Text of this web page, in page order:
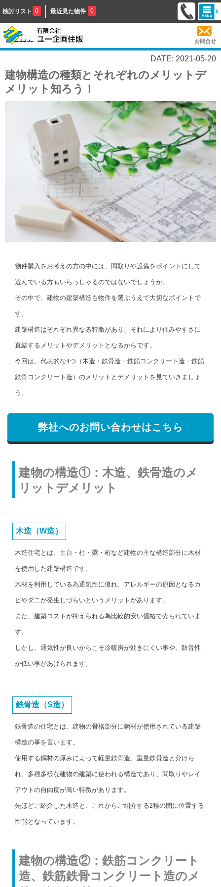
検討リスト 0 最近見た物件 0
お問合せ
DATE: 2021-05-20
建物構造の種類とそれぞれのメリットデ
メリット知ろう！
物件購入をお考えの方の中には、間取りや設備をポイントにして
選んでいる方もいらっしゃるのではないでしょうか。
その中で、建物の建築構造も物件を選ぶうえで大切なポイントで
す。
建築構造はそれぞれ異なる特徴があり、それにより住みやすさに
直結するメリットやデメリットとなるからです。
今回は、代表的な4つ（木造・鉄骨造・鉄筋コンクリート造・鉄筋
鉄骨コンクリート造）のメリットとデメリットを見ていきましょ
う。
弊社へのお問い合わせはこちら
建物の構造①：木造、鉄骨造のメ
リットデメリット
木造（W造）
木造住宅とは、土台・柱・梁・桁など建物の主な構造部分に木材
を使用した建築構造です。
木材を利用している為通気性に優れ、アレルギーの原因となるカ
ビやダニが発生しづらいというメリットがあります。
また、建築コストが抑えられる為比較的安い価格で売られていま
す。
しかし、通気性が良いからこそ冷暖房が効きにくい事や、防音性
が低い事があげられます。
鉄骨造（S造）
鉄骨造の住宅とは、建物の骨格部分に鋼材が使用されている建築
構造の事を言います。
使用する鋼材の厚みによって軽量鉄骨造、重量鉄骨造と分けら
れ、多種多様な建物の建築に使われる構造であり、間取りやレイ
アウトの自由度が高い特徴があります。
先ほどご紹介した木造と、これからご紹介する2種の間に位置する
性能となっています。
建物の構造②：鉄筋コンクリート
造、鉄筋鉄骨コンクリート造のメ